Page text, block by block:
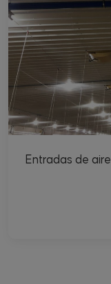
Entradas de